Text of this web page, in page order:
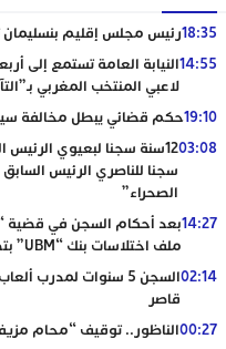
18:35رئيس مجلس إقليم بنسليمان
14:55النيابة العامة تستمع إلى
لاعبي المنتخب المغربي
19:10حكم قضائي يبطل مخالفة سير
03:08
سجنا للناصري الرئيس
الصحراء”
14:27بعد أحكام السجن في قضية
ملف اختلاسات بنك “UBM” بتطوان
02:14
السجن 5 سنوات لمدرب
قاصر
00:27الناظور.. توقيف “محام